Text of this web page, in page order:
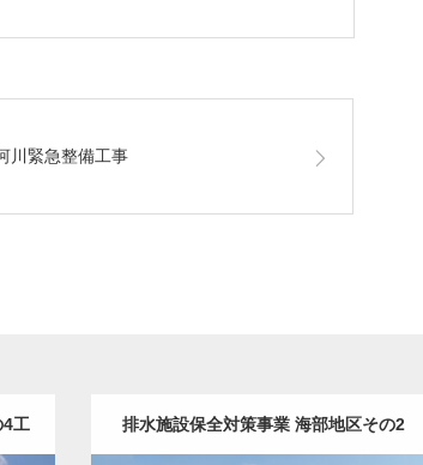
川緊急整備工事
4工 排水施設保全対策事業 海部地区その2